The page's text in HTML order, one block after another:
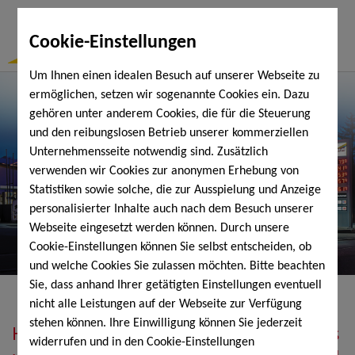
Cookie-Einstellungen
Um Ihnen einen idealen Besuch auf unserer Webseite zu
ermöglichen, setzen wir sogenannte Cookies ein. Dazu
gehören unter anderem Cookies, die für die Steuerung
und den reibungslosen Betrieb unserer kommerziellen
Unternehmensseite notwendig sind. Zusätzlich
verwenden wir Cookies zur anonymen Erhebung von
Statistiken sowie solche, die zur Ausspielung und Anzeige
personalisierter Inhalte auch nach dem Besuch unserer
Webseite eingesetzt werden können. Durch unsere
Cookie-Einstellungen können Sie selbst entscheiden, ob
und welche Cookies Sie zulassen möchten. Bitte beachten
Sie, dass anhand Ihrer getätigten Einstellungen eventuell
nicht alle Leistungen auf der Webseite zur Verfügung
stehen können. Ihre Einwilligung können Sie jederzeit
widerrufen und in den Cookie-Einstellungen
Heizöl, Diesel, Schmierstoffe, Holzpellets